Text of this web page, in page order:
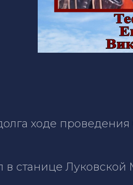
ходе
станице Луковской